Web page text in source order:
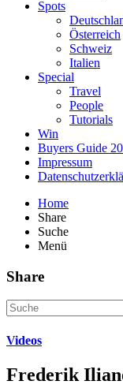
Spots
Österreich
Schweiz
Italien
Special
Travel
People
Tutorials
Win
Buyers Guide
Impressum
Home
Share
Suche
Menü
Share
Videos
Frederik